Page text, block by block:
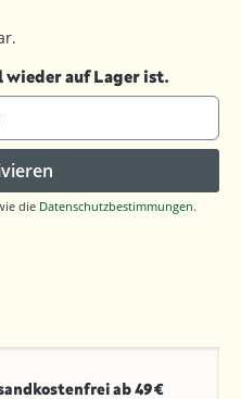
wieder auf Lager ist.
die Datenschutzbestimmungen.
ab 49 €